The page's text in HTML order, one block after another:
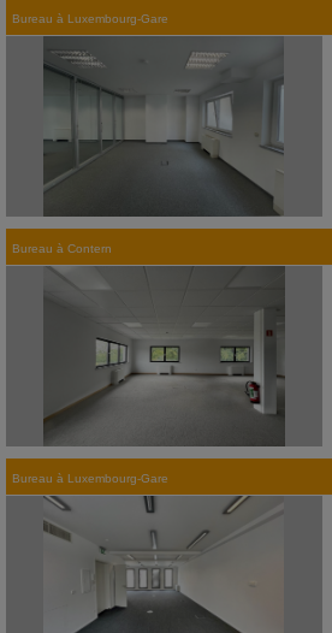
Bureau à Luxembourg-Gare
Bureau à Contern
Bureau à Luxembourg-Gare